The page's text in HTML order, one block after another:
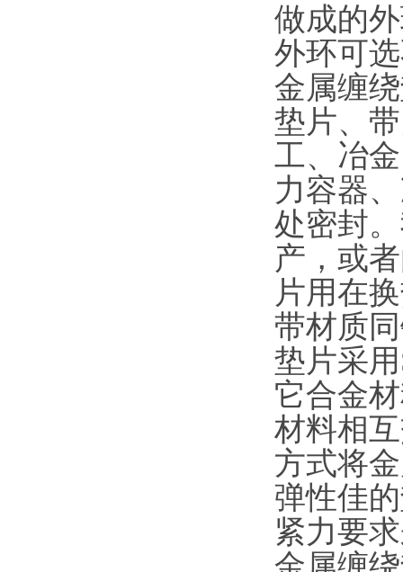
做成的
外环可
金属缠
垫片、
工、冶
力容器
处密封
产，或
片用在
带材质
垫片采
它合金
材料相
方式将
弹性佳
紧力要